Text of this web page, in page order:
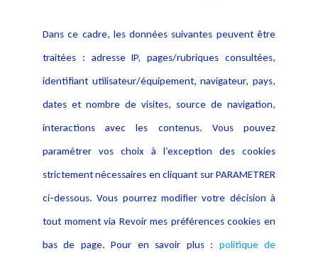
Dans ce cadre, les données suivantes peuvent être
traitées : adresse IP, pages/rubriques consultées,
identifiant utilisateur/équipement, navigateur, pays,
dates et nombre de visites, source de navigation,
interactions avec les contenus. Vous pouvez
paramétrer vos choix à l’exception des cookies
strictement nécessaires en cliquant sur PARAMETRER
ci-dessous. Vous pourrez modifier votre décision à
tout moment via Revoir mes préférences cookies en
bas de page. Pour en savoir plus : politique de